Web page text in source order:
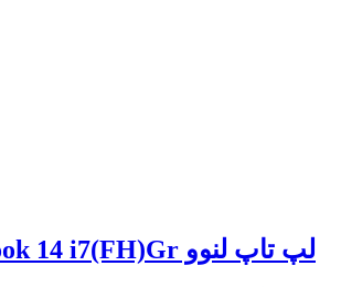
لپ تاپ لنوو ThinkBook 14 i7(FH)Gr